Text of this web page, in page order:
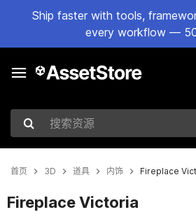
Ship faster with tools,
every workflow —
搜索资源
首页 3D 道具 内饰 Fireplace
Fireplace Victoria